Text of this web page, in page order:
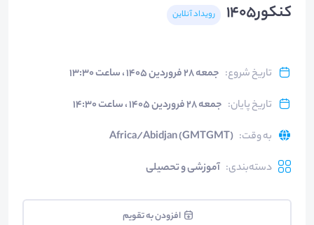
کنکور۱۴۰۵
رویداد آنلاین
تاریخ شروع: جمعه ۲۸ فروردین ۱۴۰۵ ، ساعت ۱۳:۳۰
تاریخ پایان: جمعه ۲۸ فروردین ۱۴۰۵ ، ساعت ۱۴:۳۰
به وقت:
Africa/Abidjan (GMTGMT)
دسته‌بندی: آموزشی و تحصیلی
افزودن به تقویم